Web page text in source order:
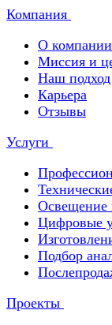
Компания
О компании
Миссия и
Наш подход
Карьера
Отзывы
Услуги
Освещение
Цифровые
Подбор
Проекты